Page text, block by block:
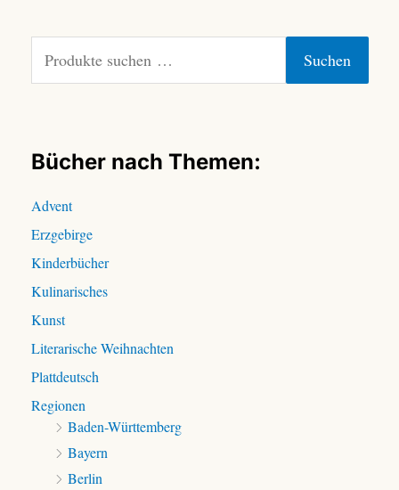
c
n
n
c
h
:
Suchen
Bücher nach Themen:
Advent
Erzgebirge
Kinderbücher
Kulinarisches
Kunst
Literarische Weihnachten
Plattdeutsch
Regionen
Baden-Württemberg
Bayern
Berlin